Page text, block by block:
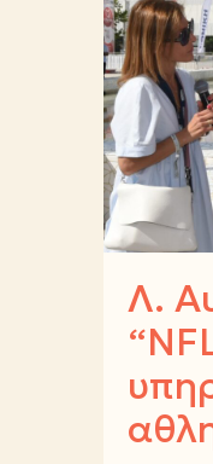
Λ.